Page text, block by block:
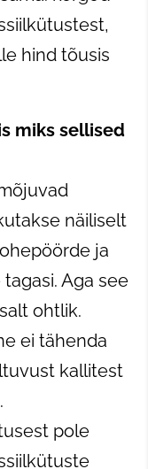
hind tõusis
miks sellised
näiliselt
ja
Aga see
ohtlik.
ei tähenda
kallitest
pole